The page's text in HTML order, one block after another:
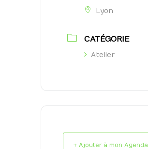
Lyon
CATÉGORIE
Atelier
+ Ajouter à mon Agenda